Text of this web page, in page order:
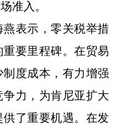
准入。
表示，零关税举措
要里程碑。在贸易
度成本，有力增强
力，为肯尼亚扩大
了重要机遇。在发